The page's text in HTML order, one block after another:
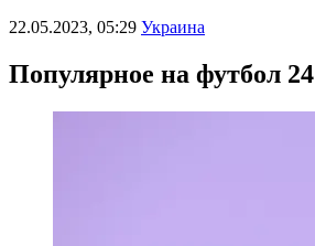
22.05.2023, 05:29 Украина
Популярное на футбол 24